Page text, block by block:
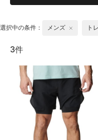
選択中の条件： メンズ ト
3件